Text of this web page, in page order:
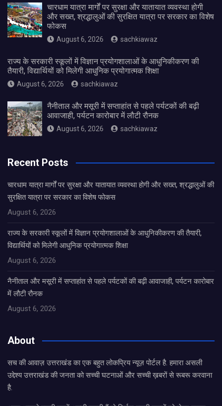
चारधाम यात्रा मार्गों पर सुरक्षा और यातायात व्यवस्था होगी
और सख्त, श्रद्धालुओं की सुरक्षित यात्रा पर सरकार का विशेष
फोकस
August 6, 2026 sachkiawaz
राज्य के सरकारी स्कूलों में विज्ञान प्रयोगशालाओं के आधुनिकीकरण की
तैयारी, विद्यार्थियों को मिलेगी आधुनिक प्रयोगात्मक शिक्षा
August 6, 2026 sachkiawaz
नैनीताल और मसूरी में सप्ताहांत से पहले पर्यटकों की बढ़ी
आवाजाही, पर्यटन कारोबार में लौटी रौनक
August 6, 2026 sachkiawaz
Recent Posts
चारधाम यात्रा मार्गों पर सुरक्षा और यातायात व्यवस्था होगी और सख्त, श्रद्धालुओं की
सुरक्षित यात्रा पर सरकार का विशेष फोकस
August 6, 2026
राज्य के सरकारी स्कूलों में विज्ञान प्रयोगशालाओं के आधुनिकीकरण की तैयारी,
विद्यार्थियों को मिलेगी आधुनिक प्रयोगात्मक शिक्षा
August 6, 2026
नैनीताल और मसूरी में सप्ताहांत से पहले पर्यटकों की बढ़ी आवाजाही, पर्यटन कारोबार
में लौटी रौनक
August 6, 2026
About
सच की आवाज़ उत्तराखंड का एक बहुत लोकप्रिय न्यूज़ पोर्टल है. हमारा असली
उद्देश्य उत्तराखंड की जनता को सच्ची घटनाओं और सच्ची ख़बरों से रूबरू करवाना
है.